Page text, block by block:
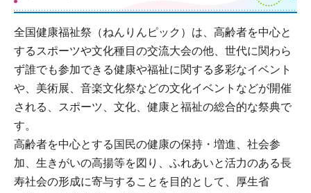
全国健康福祉祭（ねんりんピック）は、高齢者を中心と
するスポーツや文化種目の交流大会の他、世代に関わら
ず誰でも参加できる健康や福祉に関する多彩なイベント
や、美術展、音楽文化祭などの文化イベントなどが開催
される、スポーツ、文化、健康と福祉の総合的な祭典で
す。
高齢者を中心とする国民の健康の保持・増進、社会参
加、生きがいの高揚等を図り、ふれあいと活力のある長
寿社会の形成に寄与することを目的として、厚生省